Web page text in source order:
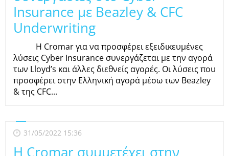
Insurance με Beazley & CFC
Underwriting
H Cromar για να προσφέρει εξειδικευμένες
λύσεις Cyber Insurance συνεργάζεται με την αγορά
των Lloyd’s και άλλες διεθνείς αγορές. Oι λύσεις που
προσφέρει στην Ελληνική αγορά μέσω των Beazley
& της CFC...
31/05/2022 15:36
H Cromar συμμετέχει στην